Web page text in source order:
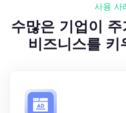
사용 사
수많은 기업이
비즈니스를 키